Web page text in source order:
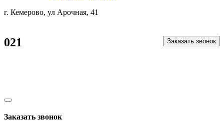
г. Кемерово, ул Арочная, 41
021 Заказать звонок
Заказать звонок